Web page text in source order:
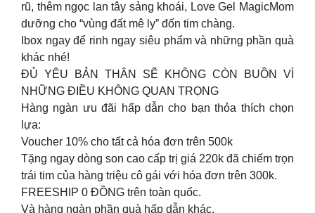
rũ, thêm ngọc lan tây sảng khoái, Love Gel MagicMom
dưỡng cho “vùng đất mê ly” đốn tim chàng.
Ibox ngay để rinh ngay siêu phẩm và những phần quà
khác nhé!
ĐỦ YÊU BẢN THÂN SẼ KHÔNG CÒN BUỒN VÌ
NHỮNG ĐIỀU KHÔNG QUAN TRỌNG
Hàng ngàn ưu đãi hấp dẫn cho bạn thỏa thích chọn
lựa:
Voucher 10% cho tất cả hóa đơn trên 500k
Tặng ngay dòng son cao cấp trị giá 220k đã chiếm trọn
trái tim của hàng triệu cô gái với hóa đơn trên 300k.
FREESHIP 0 ĐỒNG trên toàn quốc.
Và hàng ngàn phần quà hấp dẫn khác.